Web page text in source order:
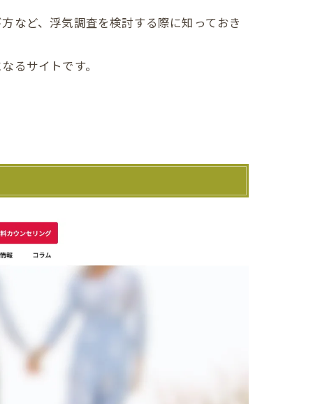
など、浮気調査を検討する際に知っておき
るサイトです。